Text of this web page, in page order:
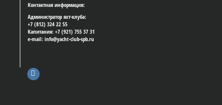
Контактная информация:
Администратор яхт-клуба:
+7 (812) 324 22 55
Капитания: +7 (921) 755 37 31
e-mail: info@yacht-club-spb.ru